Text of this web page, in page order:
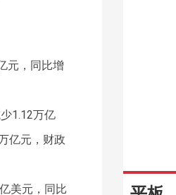
元，同比增
1.12万亿
亿元，财政
美元，同比